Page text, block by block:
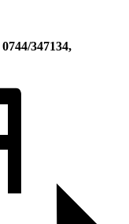
347134,